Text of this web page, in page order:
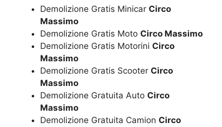
Demolizione Gratis Minicar Circo
Massimo
Demolizione Gratis Moto Circo Massimo
Demolizione Gratis Motorini Circo
Massimo
Demolizione Gratis Scooter Circo
Massimo
Demolizione Gratuita Auto Circo
Massimo
Demolizione Gratuita Camion Circo